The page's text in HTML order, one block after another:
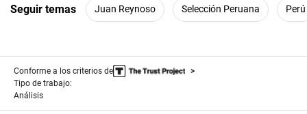
s
o
c
o
n
Seguir temas Juan Reynoso Selección Peruana Perú
Conforme a los criterios de
Tipo de trabajo:
Análisis